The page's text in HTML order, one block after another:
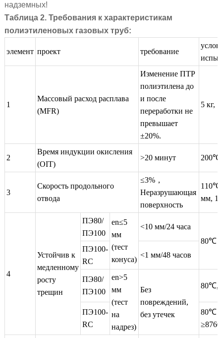
надземных!
Таблица 2.Требования к характеристикам
полиэтиленовых газовых труб:
элемент проект требование
1
Массовый расход расплава
(MFR)
Изменение ПТР
полиэтилена до
и после
переработки не
превышает
±20%.
5 кг,
2
Время индукции окисления
(OIT)
>20 минут 200℃
3
Скорость продольного
отвода
≤3%，
Неразрушающая
поверхность
мм, 1
4
Устойчив к
медленному
росту
трещин
ПЭ80/
ПЭ100
en≤5
мм
(тест
конуса)
<10 мм/24 часа
80℃
ПЭ100-
RC
<1 мм/48 часов
ПЭ80/
ПЭ100
en>5
мм
(тест
на
надрез)
Без
повреждений,
без утечек
ПЭ100-
RC
80℃